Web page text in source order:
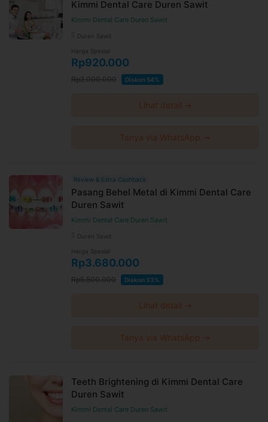
Kimmi Dental Care Duren Sawit
Kimmi Dental Care Duren Sawit
Duren Sawit
Harga Spesial
Rp920.000
Rp2.000.000 Diskon 54%
Lihat detail →
Tanya via WhatsApp →
Review & Extra Cashback
Pasang Behel Metal di Kimmi Dental Care
Duren Sawit
Kimmi Dental Care Duren Sawit
Duren Sawit
Harga Spesial
Rp3.680.000
Rp5.500.000 Diskon 33%
Lihat detail →
Tanya via WhatsApp →
Teeth Brightening di Kimmi Dental Care
Duren Sawit
Kimmi Dental Care Duren Sawit